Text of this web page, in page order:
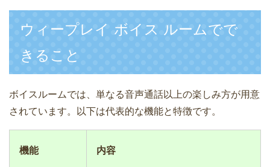
ウィープレイ ボイス ルームでで
きること
ボイスルームでは、単なる音声通話以上の楽しみ方が用意
されています。以下は代表的な機能と特徴です。
機能 内容